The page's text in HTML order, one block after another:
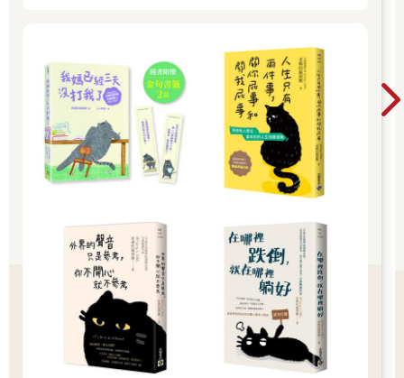
果。這樣的狀況很常出現在從小被教育要「乖、聽話、不要出
頭」的文化氛圍中。當內在習慣壓抑，表面上是「說不出口」，
更深層其實是「感受不到自己真正在想什麼、要什麼。」
試著回想一下，你是否曾經妥協一個一開始就不太願意接下的承
諾。例如：受邀參加一場不太想去的活動，你覺得自己工作一整
天，只想帶著疲累的身體回家休息，但你不但沒有拒絕對方，還
笑著答應。回到家後才開始煩躁、懊惱，心裡一直浮現一個聲
這是許多人熟悉的情境，我們常因為「怕讓人失望」「怕場面尷
尬」而忽略自己的真實感受。而「我其實我不想去」這個念頭，
就是覺察的開始，學會辨識「我想說什麼」，下一步才能學習要
如何說。拒絕不是自私，而是認真對待內在感受的第一步。
還有一種狀況是，在公開場合中被被主管或前輩當眾開玩笑，雖